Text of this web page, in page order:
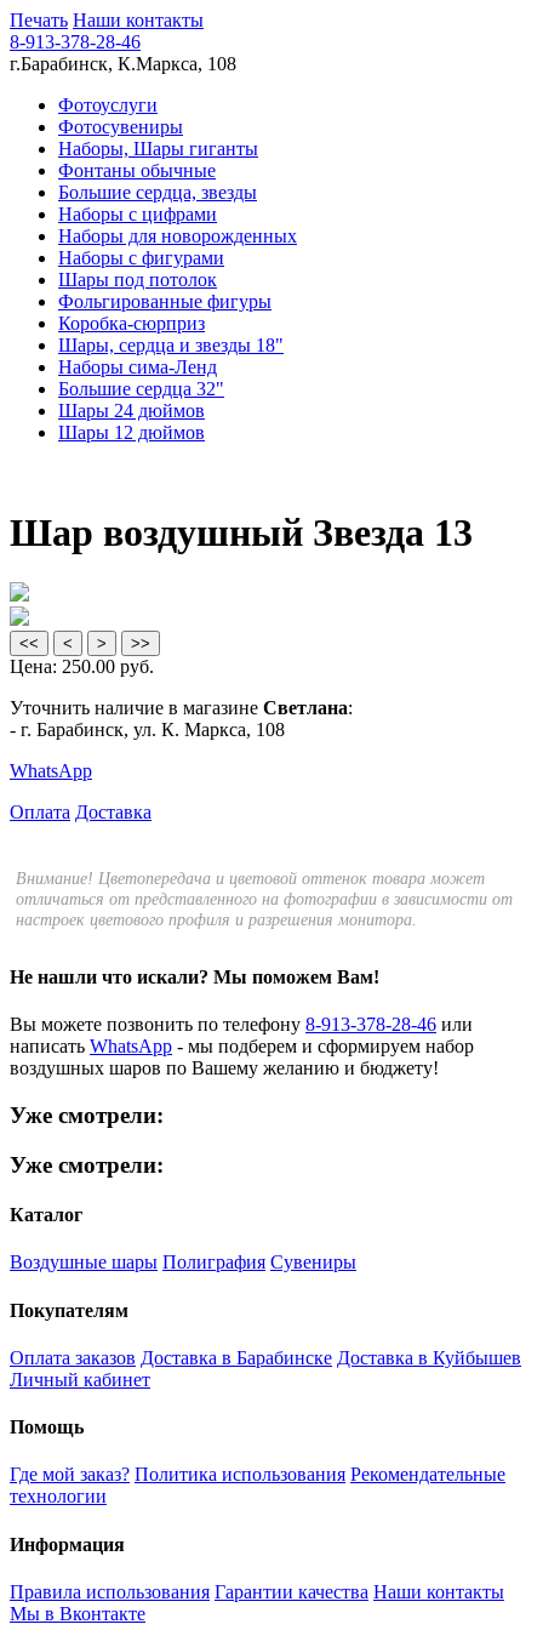
Печать Наши контакты
8-913-378-28-46
г.Барабинск, К.Маркса, 108
Фотоуслуги
Фотосувениры
Наборы, Шары гиганты
Фонтаны обычные
Большие сердца, звезды
Наборы с цифрами
Наборы для новорожденных
Наборы с фигурами
Шары под потолок
Фольгированные фигуры
Коробка-сюрприз
Шары, сердца и звезды 18"
Наборы сима-Ленд
Большие сердца 32"
Шары 24 дюймов
Шары 12 дюймов
Шар воздушный Звезда 13
<< < > >>
Цена: 250.00 руб.
Уточнить наличие в магазине Светлана:
- г. Барабинск, ул. К. Маркса, 108
WhatsApp
Оплата Доставка
Внимание! Цветопередача и цветовой оттенок товара может
отличаться от представленного на фотографии в зависимости от
настроек цветового профиля и разрешения монитора.
Не нашли что искали? Мы поможем Вам!
Вы можете позвонить по телефону 8-913-378-28-46 или
написать WhatsApp - мы подберем и сформируем набор
воздушных шаров по Вашему желанию и бюджету!
Уже смотрели:
Уже смотрели:
Каталог
Воздушные шары Полиграфия Сувениры
Покупателям
Оплата заказов Доставка в Барабинске Доставка в Куйбышев
Личный кабинет
Помощь
Где мой заказ? Политика использования Рекомендательные
технологии
Информация
Правила использования Гарантии качества Наши контакты
Мы в Вконтакте